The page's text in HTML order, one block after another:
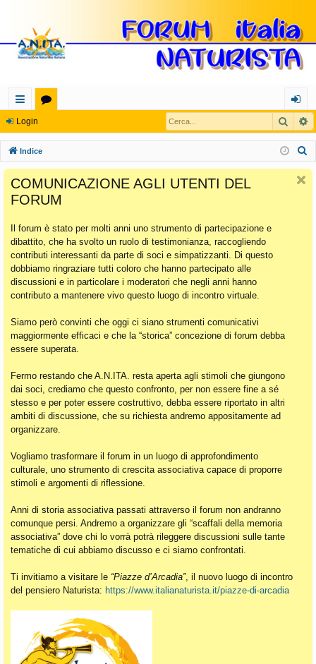
oll
eg
a
m
en
ti
Ra
pi
di
u
m
og
in
Login Cerca
Indice
COMUNICAZIONE AGLI UTENTI DEL
FORUM
Il forum è stato per molti anni uno strumento di partecipazione e
dibattito, che ha svolto un ruolo di testimonianza, raccogliendo
contributi interessanti da parte di soci e simpatizzanti. Di questo
dobbiamo ringraziare tutti coloro che hanno partecipato alle
discussioni e in particolare i moderatori che negli anni hanno
contributo a mantenere vivo questo luogo di incontro virtuale.
Siamo però convinti che oggi ci siano strumenti comunicativi
maggiormente efficaci e che la “storica” concezione di forum debba
essere superata.
Fermo restando che A.N.ITA. resta aperta agli stimoli che giungono
dai soci, crediamo che questo confronto, per non essere fine a sé
stesso e per poter essere costruttivo, debba essere riportato in altri
ambiti di discussione, che su richiesta andremo appositamente ad
organizzare.
Vogliamo trasformare il forum in un luogo di approfondimento
culturale, uno strumento di crescita associativa capace di proporre
stimoli e argomenti di riflessione.
Anni di storia associativa passati attraverso il forum non andranno
comunque persi. Andremo a organizzare gli “scaffali della memoria
associativa” dove chi lo vorrà potrà rileggere discussioni sulle tante
tematiche di cui abbiamo discusso e ci siamo confrontati.
Ti invitiamo a visitare le “Piazze d’Arcadia”, il nuovo luogo di incontro
del pensiero Naturista: https://www.italianaturista.it/piazze-di-arcadia